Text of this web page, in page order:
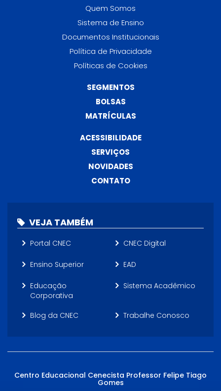
Quem Somos
Sistema de Ensino
Documentos Institucionais
Política de Privacidade
Políticas de Cookies
SEGMENTOS
BOLSAS
MATRÍCULAS
ACESSIBILIDADE
SERVIÇOS
NOVIDADES
CONTATO
VEJA TAMBÉM
Portal CNEC CNEC Digital
Ensino Superior EAD
Educação
Corporativa
Sistema Acadêmico
Blog da CNEC Trabalhe Conosco
Centro Educacional Cenecista Professor Felipe Tiago
Gomes